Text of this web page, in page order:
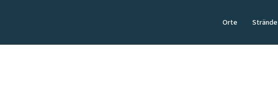
Orte Strände